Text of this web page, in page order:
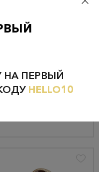
110 789 руб.
116 620 руб.
НА ПЕРВЫЙ
HELLO10